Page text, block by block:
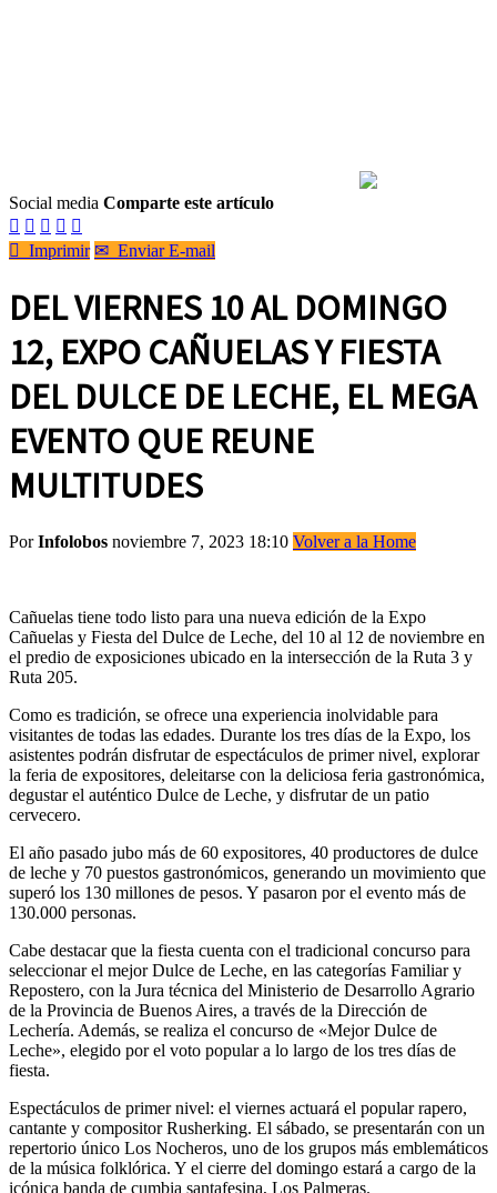
Social media Comparte este artículo
    
 Imprimir ✉ Enviar E-mail
DEL VIERNES 10 AL DOMINGO
12, EXPO CAÑUELAS Y FIESTA
DEL DULCE DE LECHE, EL MEGA
EVENTO QUE REUNE
MULTITUDES
PorInfolobos noviembre 7, 2023 18:10 Volver a la Home
Cañuelas tiene todo listo para una nueva edición de la Expo
Cañuelas y Fiesta del Dulce de Leche, del 10 al 12 de noviembre en
el predio de exposiciones ubicado en la intersección de la Ruta 3 y
Ruta 205.
Como es tradición, se ofrece una experiencia inolvidable para
visitantes de todas las edades. Durante los tres días de la Expo, los
asistentes podrán disfrutar de espectáculos de primer nivel, explorar
la feria de expositores, deleitarse con la deliciosa feria gastronómica,
degustar el auténtico Dulce de Leche, y disfrutar de un patio
cervecero.
El año pasado jubo más de 60 expositores, 40 productores de dulce
de leche y 70 puestos gastronómicos, generando un movimiento que
superó los 130 millones de pesos. Y pasaron por el evento más de
130.000 personas.
Cabe destacar que la fiesta cuenta con el tradicional concurso para
seleccionar el mejor Dulce de Leche, en las categorías Familiar y
Repostero, con la Jura técnica del Ministerio de Desarrollo Agrario
de la Provincia de Buenos Aires, a través de la Dirección de
Lechería. Además, se realiza el concurso de «Mejor Dulce de
Leche», elegido por el voto popular a lo largo de los tres días de
fiesta.
Espectáculos de primer nivel: el viernes actuará el popular rapero,
cantante y compositor Rusherking. El sábado, se presentarán con un
repertorio único Los Nocheros, uno de los grupos más emblemáticos
de la música folklórica. Y el cierre del domingo estará a cargo de la
icónica banda de cumbia santafesina, Los Palmeras.